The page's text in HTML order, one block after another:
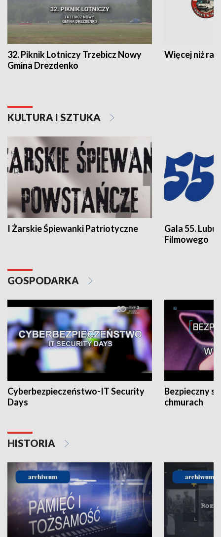
32. Piknik Lotniczy Trzebicz Nowy
Gmina Drezdenko
Więcej niż rajd
KULTURA I SZTUKA
I Żarskie Śpiewanki Patriotyczne
Gala 55.
Filmowego
GOSPODARKA
Cyberbezpieczeństwo-IT Security
Days
Bezpieczny
chmurach
HISTORIA